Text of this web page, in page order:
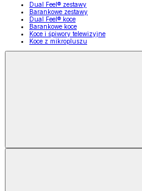
Dual Feel® zestawy
Barankowe zestawy
Dual Feel® koce
Barankowe koce
Koce i śpiwory telewizyjne
Koce z mikropluszu